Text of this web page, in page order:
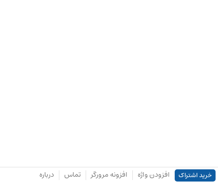
خرید اشتراک افزودن واژه افزونه مرورگر تماس درباره